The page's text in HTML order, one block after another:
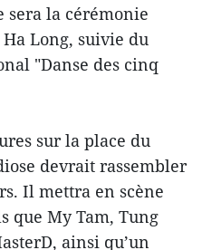
sera la cérémonie
Long, suivie du
"Danse des cinq
sur la place du
devrait rassembler
Il mettra en scène
que My Tam, Tung
ainsi qu’un